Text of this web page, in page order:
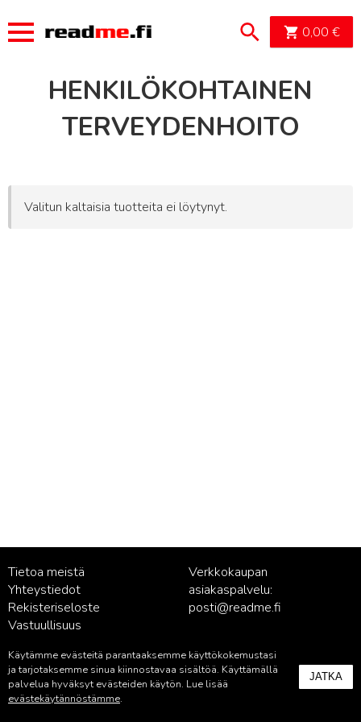
0,00 €
HENKILÖKOHTAINEN
TERVEYDENHOITO
Valitun kaltaisia tuotteita ei löytynyt.
Tietoa meistä
Yhteystiedot
Rekisteriseloste
Vastuullisuus
Verkkokaupan
asiakaspalvelu:
posti@readme.fi
Kustantamon asiakaspalvelu:
palvelu@readme.fi
Käytämme evästeitä parantaaksemme käyttökokemustasi
ja tarjotaksemme sinua kiinnostavaa sisältöä. Käyttämällä
palvelua hyväksyt evästeiden käytön. Lue lisää
evästekäytännöstämme.
JATKA